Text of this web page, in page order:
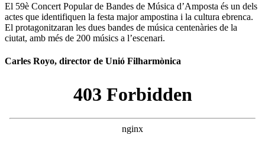
El 59è Concert Popular de Bandes de Música d’Amposta és un dels
actes que identifiquen la festa major ampostina i la cultura ebrenca.
El protagonitzaran les dues bandes de música centenàries de la
ciutat, amb més de 200 músics a l’escenari.
Carles Royo, director de Unió Filharmònica